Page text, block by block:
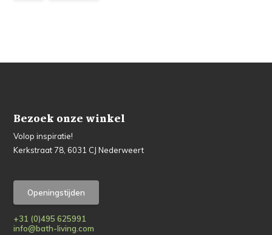
Bezoek onze winkel
Volop inspiratie!
Kerkstraat 78, 6031 CJ Nederweert
Openingstijden
+31 (0)495 625991
info@bath-living.com